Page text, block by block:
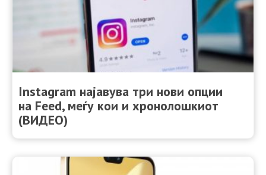
Instagram најавува три нови опции
на Feed, меѓу кои и хронолошкиот
(ВИДЕО)